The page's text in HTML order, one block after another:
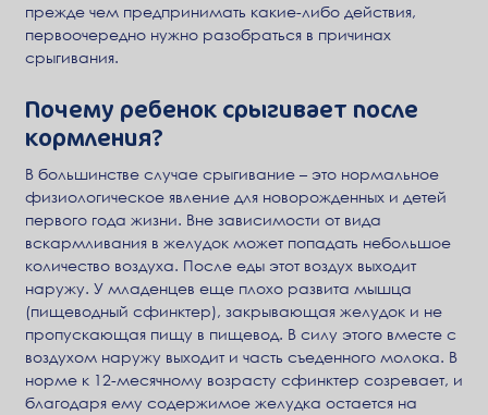
прежде чем предпринимать какие-либо действия,
первоочередно нужно разобраться в причинах
срыгивания.
Почему ребенок срыгивает после
кормления?
В большинстве случае срыгивание – это нормальное
физиологическое явление для новорожденных и детей
первого года жизни. Вне зависимости от вида
вскармливания в желудок может попадать небольшое
количество воздуха. После еды этот воздух выходит
наружу. У младенцев еще плохо развита мышца
(пищеводный сфинктер), закрывающая желудок и не
пропускающая пищу в пищевод. В силу этого вместе с
воздухом наружу выходит и часть съеденного молока. В
норме к 12-месячному возрасту сфинктер созревает, и
благодаря ему содержимое желудка остается на